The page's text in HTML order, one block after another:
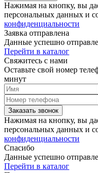
Нажимая на кнопку, вы
персональных данных и
конфиденциальности
Заявка отправлена
Данные успешно
Перейти в каталог
Свяжитесь с нами
Оставьте свой номер
минут
Заказать звонок
Нажимая на кнопку, вы
персональных данных и
конфиденциальности
Спасибо
Данные успешно
Перейти в каталог